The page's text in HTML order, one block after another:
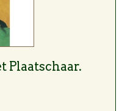
Plaatschaar.